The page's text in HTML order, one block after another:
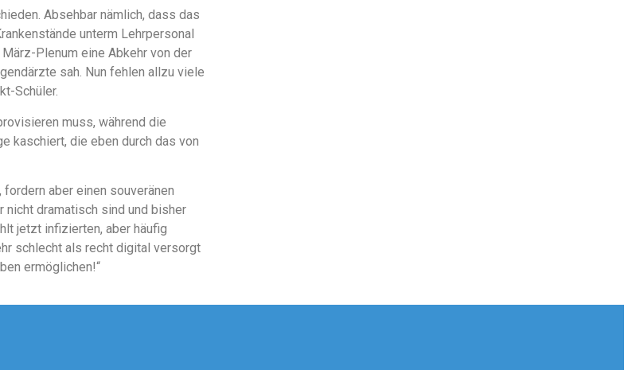
Absehbar nämlich, dass das
unterm Lehrpersonal
Plenum eine Abkehr von der
sah. Nun fehlen allzu viele
Schüler.
muss, während die
kaschiert, die eben durch das von
aber einen souveränen
nicht dramatisch sind und bisher
jetzt infizierten, aber häufig
schlecht als recht digital versorgt
ermöglichen!“